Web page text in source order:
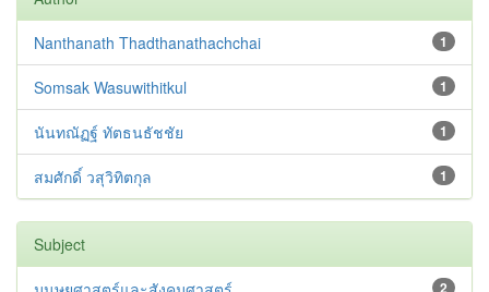
1
Nanthanath Thadthanathachchai
1
Somsak Wasuwithitkul
1
นันทณัฏฐ์ ทัตธนธัชชัย
1
สมศักดิ์ วสุวิทิตกุล
Subject
2